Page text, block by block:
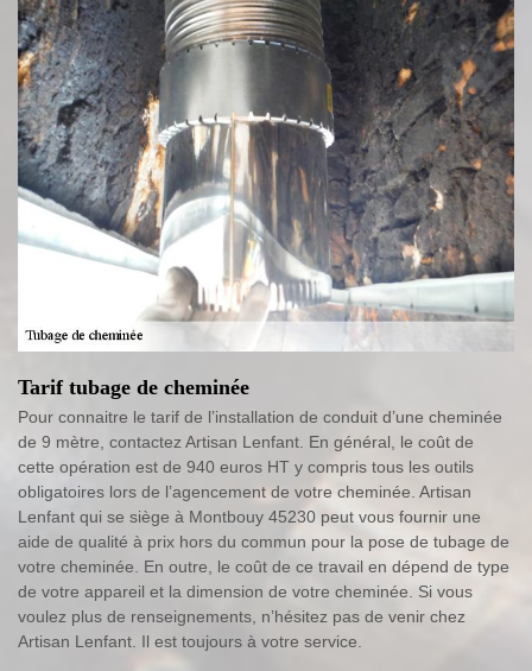
Tarif tubage de cheminée
Pour connaitre le tarif de l’installation de conduit d’une cheminée
de 9 mètre, contactez Artisan Lenfant. En général, le coût de
cette opération est de 940 euros HT y compris tous les outils
obligatoires lors de l’agencement de votre cheminée. Artisan
Lenfant qui se siège à Montbouy 45230 peut vous fournir une
aide de qualité à prix hors du commun pour la pose de tubage de
votre cheminée. En outre, le coût de ce travail en dépend de type
de votre appareil et la dimension de votre cheminée. Si vous
voulez plus de renseignements, n’hésitez pas de venir chez
Artisan Lenfant. Il est toujours à votre service.